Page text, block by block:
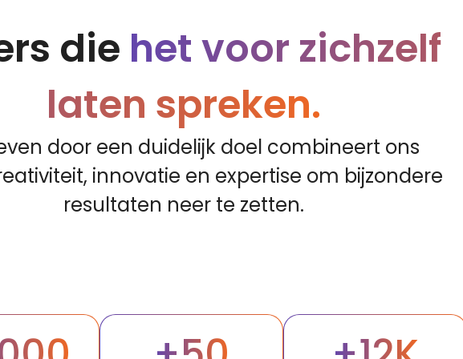
die het voor zichzelf
laten spreken.
door een duidelijk doel combineert ons
innovatie en expertise om bijzondere
resultaten neer te zetten.